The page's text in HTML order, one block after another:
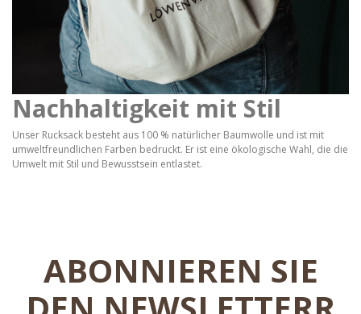
Nachhaltigkeit mit Stil
Unser Rucksack besteht aus 100 % natürlicher Baumwolle und ist mit
umweltfreundlichen Farben bedruckt. Er ist eine ökologische Wahl, die die
Umwelt mit Stil und Bewusstsein entlastet.
ABONNIEREN SIE